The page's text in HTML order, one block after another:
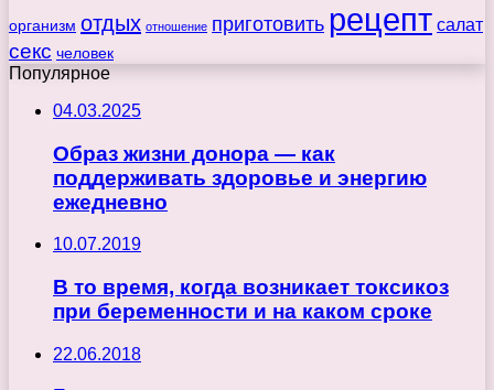
организм отдых отношение приготовить рецепт салат
секс человек
Популярное
04.03.2025
Образ жизни донора — как
поддерживать здоровье и энергию
ежедневно
10.07.2019
В то время, когда возникает токсикоз
при беременности и на каком сроке
22.06.2018